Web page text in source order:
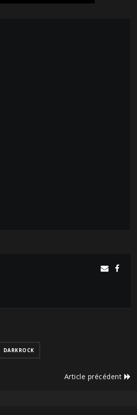
DARKROCK
Article précédent